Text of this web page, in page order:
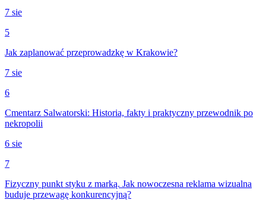
7 sie
5
Jak zaplanować przeprowadzkę w Krakowie?
7 sie
6
Cmentarz Salwatorski: Historia, fakty i praktyczny przewodnik po
nekropolii
6 sie
7
Fizyczny punkt styku z marką. Jak nowoczesna reklama wizualna
buduje przewagę konkurencyjną?